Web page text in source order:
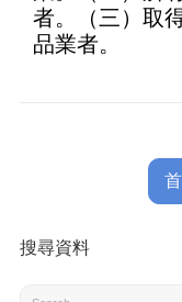
者。（三）取
品業者。
搜尋資料